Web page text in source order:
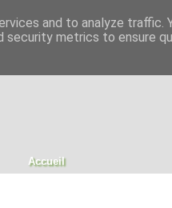
Accueil
and to analyze traffic.
security metrics to ensure